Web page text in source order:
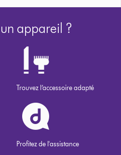
appareil ?
Trouvez l’accessoire adapté
Profitez de l'assistance